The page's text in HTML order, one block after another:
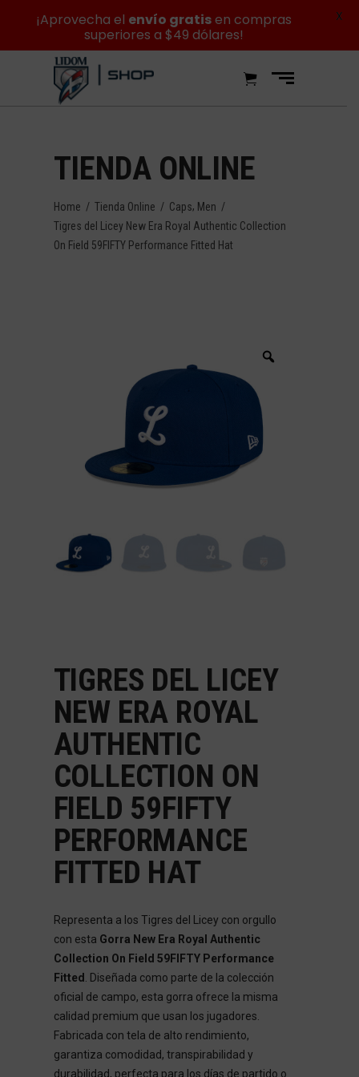
TIENDA ONLINE
Home / Tienda Online / Caps, Men /
Tigres del Licey New Era Royal Authentic Collection
On Field 59FIFTY Performance Fitted Hat
TIGRES DEL LICEY
NEW ERA ROYAL
AUTHENTIC
COLLECTION ON
FIELD 59FIFTY
PERFORMANCE
FITTED HAT
Representa a los Tigres del Licey con orgullo
con esta Gorra New Era Royal Authentic
Collection On Field 59FIFTY Performance
Fitted
. Diseñada como parte de la colección
oficial de campo, esta gorra ofrece la misma
calidad premium que usan los jugadores.
Fabricada con tela de alto rendimiento,
garantiza comodidad, transpirabilidad y
durabilidad, perfecta para los días de partido o
¡Aprovecha el envío gratisen compras
superiores a $49 dólares!
X